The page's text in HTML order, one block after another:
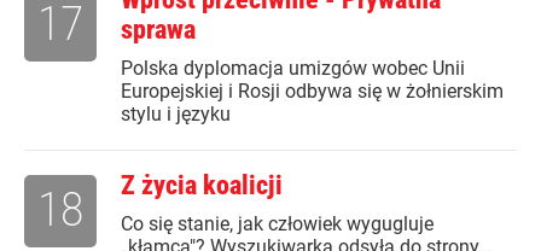
sprawa
Polska dyplomacja umizgów wobec Unii
Europejskiej i Rosji odbywa się w żołnierskim
stylu i języku
17
Z życia koalicji
Co się stanie, jak człowiek wygugluje
18